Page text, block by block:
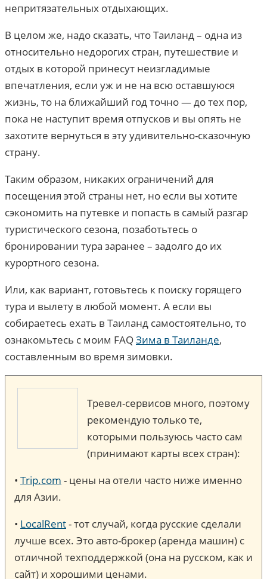
непритязательных отдыхающих.
В целом же, надо сказать, что Таиланд – одна из
относительно недорогих стран, путешествие и
отдых в которой принесут неизгладимые
впечатления, если уж и не на всю оставшуюся
жизнь, то на ближайший год точно — до тех пор,
пока не наступит время отпусков и вы опять не
захотите вернуться в эту удивительно-сказочную
страну.
Таким образом, никаких ограничений для
посещения этой страны нет, но если вы хотите
сэкономить на путевке и попасть в самый разгар
туристического сезона, позаботьтесь о
бронировании тура заранее – задолго до их
курортного сезона.
Или, как вариант, готовьтесь к поиску горящего
тура и вылету в любой момент. А если вы
собираетесь ехать в Таиланд самостоятельно, то
ознакомьтесь с моим FAQЗима в Таиланде,
составленным во время зимовки.
Тревел-сервисов много, поэтому
рекомендую только те,
которыми пользуюсь часто сам
(принимают карты всех стран):
• Trip.com - цены на отели часто ниже именно
для Азии.
• LocalRent- тот случай, когда русские сделали
лучше всех. Это авто-брокер (аренда машин) c
отличной техподдержкой (она на русском, как и
сайт) и хорошими ценами.